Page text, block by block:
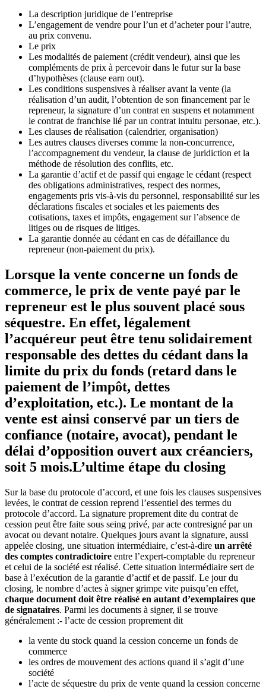
La description juridique de l’entreprise
L’engagement de vendre pour l’un et d’acheter pour l’autre,
au prix convenu.
Le prix
Les modalités de paiement (crédit vendeur), ainsi que les
compléments de prix à percevoir dans le futur sur la base
d’hypothèses (clause earn out).
Les conditions suspensives à réaliser avant la vente (la
réalisation d’un audit, l’obtention de son financement par le
repreneur, la signature d’un contrat en suspens et notamment
le contrat de franchise lié par un contrat intuitu personae, etc.).
Les clauses de réalisation (calendrier, organisation)
Les autres clauses diverses comme la non-concurrence,
l’accompagnement du vendeur, la clause de juridiction et la
méthode de résolution des conflits, etc.
La garantie d’actif et de passif qui engage le cédant (respect
des obligations administratives, respect des normes,
engagements pris vis-à-vis du personnel, responsabilité sur les
déclarations fiscales et sociales et les paiements des
cotisations, taxes et impôts, engagement sur l’absence de
litiges ou de risques de litiges.
La garantie donnée au cédant en cas de défaillance du
repreneur (non-paiement du prix).
Lorsque la vente concerne un fonds de
commerce, le prix de vente payé par le
repreneur est le plus souvent placé sous
séquestre. En effet, légalement
l’acquéreur peut être tenu solidairement
responsable des dettes du cédant dans la
limite du prix du fonds (retard dans le
paiement de l’impôt, dettes
d’exploitation, etc.). Le montant de la
vente est ainsi conservé par un tiers de
confiance (notaire, avocat), pendant le
délai d’opposition ouvert aux créanciers,
soit 5 mois.L’ultime étape du closing
Sur la base du protocole d’accord, et une fois les clauses suspensives
levées, le contrat de cession reprend l’essentiel des termes du
protocole d’accord. La signature proprement dite du contrat de
cession peut être faite sous seing privé, par acte contresigné par un
avocat ou devant notaire. Quelques jours avant la signature, aussi
appelée closing, une situation intermédiaire, c’est-à-dire un arrêté
des comptes contradictoire entre l’expert-comptable du repreneur
et celui de la société est réalisé. Cette situation intermédiaire sert de
base à l’exécution de la garantie d’actif et de passif. Le jour du
closing, le nombre d’actes à signer grimpe vite puisqu’en effet,
chaque document doit être réalisé en autant d’exemplaires que
de signataires. Parmi les documents à signer, il se trouve
généralement :- l’acte de cession proprement dit
la vente du stock quand la cession concerne un fonds de
commerce
les ordres de mouvement des actions quand il s’agit d’une
société
l’acte de séquestre du prix de vente quand la cession concerne